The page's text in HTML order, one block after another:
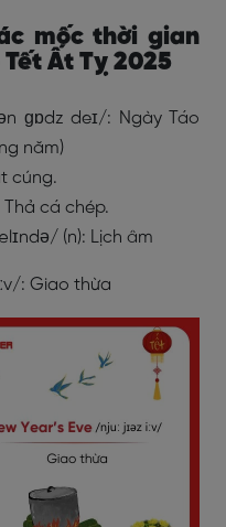
mốc thời gian
Ất Tỵ 2025
ɡɒdz deɪ/: Ngày Táo
năm)
cúng.
Thả cá chép.
(n): Lịch âm
: Giao thừa